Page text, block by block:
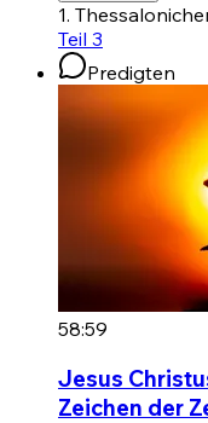
1.
Teil 3
Predigten
58:59
Jesus
Zeichen der